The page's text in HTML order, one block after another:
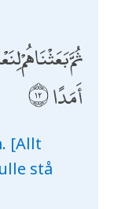
ثُمَّ بَعَثْنَاهُمْ
أَمَدًا
[Allt
stå